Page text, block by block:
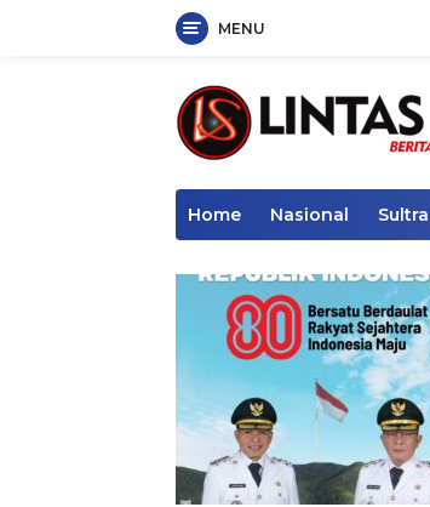
MENU
Home Nasional Sultra